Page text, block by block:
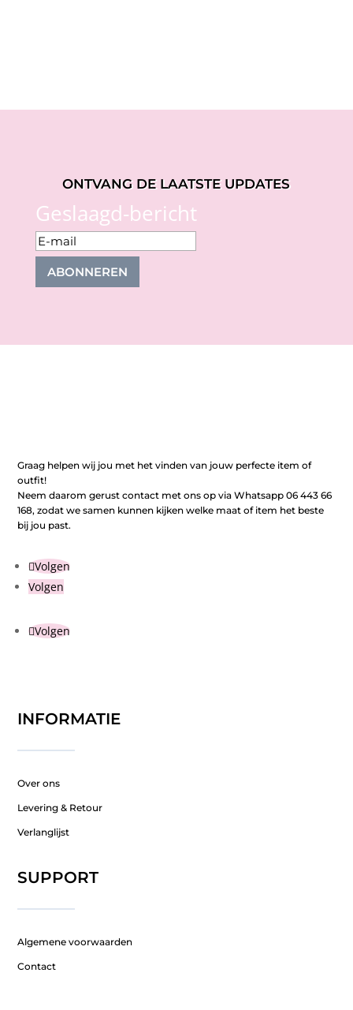
ONTVANG DE LAATSTE UPDATES
Geslaagd-bericht
ABONNEREN
Graag helpen wij jou met het vinden van jouw perfecte item of
outfit!
Neem daarom gerust contact met ons op via Whatsapp 06 443 66
168, zodat we samen kunnen kijken welke maat of item het beste
bij jou past.
Volgen
Volgen
Volgen
INFORMATIE
Over ons
Levering & Retour
Verlanglijst
SUPPORT
Algemene voorwaarden
Contact